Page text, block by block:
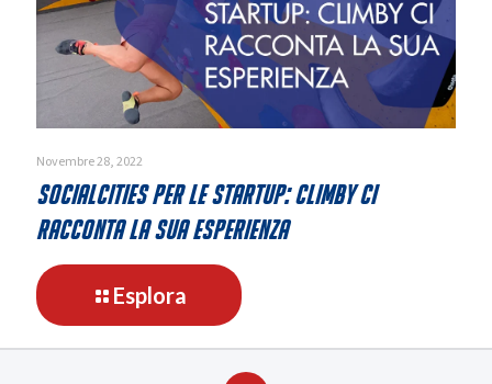
Novembre 28, 2022
SocialCities per le startup: Climby ci
racconta la sua esperienza
Esplora
SocialCities
per